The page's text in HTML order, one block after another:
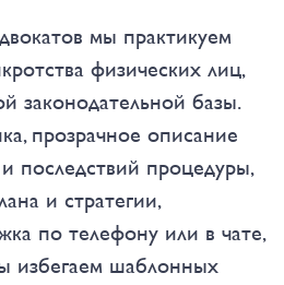
мы практикуем
физических лиц,
законодательной базы.
прозрачное описание
последствий процедуры,
и стратегии,
по телефону или в чате,
избегаем шаблонных